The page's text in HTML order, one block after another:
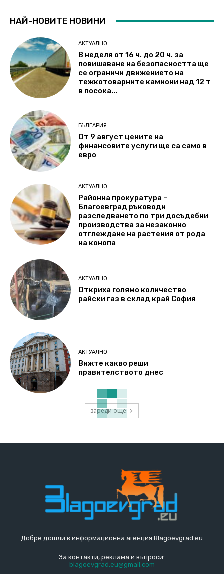
НАЙ-НОВИТЕ НОВИНИ
АКТУАЛНО
В неделя от 16 ч. до 20 ч. за
повишаване на безопасността ще
се ограничи движението на
тежкотоварните камиони над 12 т
в посока...
БЪЛГАРИЯ
От 9 август цените на
финансовите услуги ще са само в
евро
АКТУАЛНО
Районна прокуратура –
Благоевград ръководи
разследването по три досъдебни
производства за незаконно
отглеждане на растения от рода
на конопа
АКТУАЛНО
Откриха голямо количество
райски газ в склад край София
АКТУАЛНО
Вижте какво реши
правителството днес
зареди още
Добре дошли в информационна агенция Blagoevgrad.eu
За контакти, реклама и въпроси:
blagoevgrad.eu@gmail.com